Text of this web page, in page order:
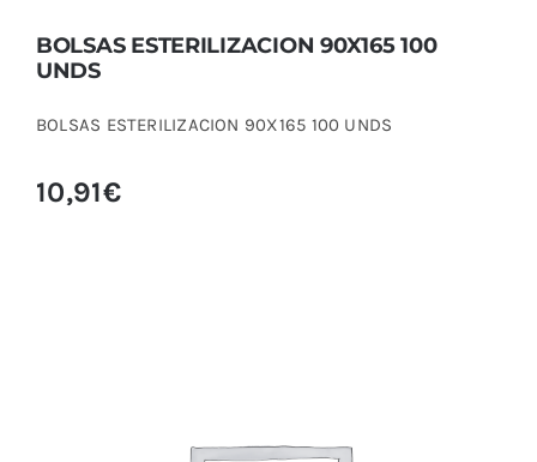
BOLSAS ESTERILIZACION 90X165 100
UNDS
BOLSAS ESTERILIZACION 90X165 100 UNDS
10,91€